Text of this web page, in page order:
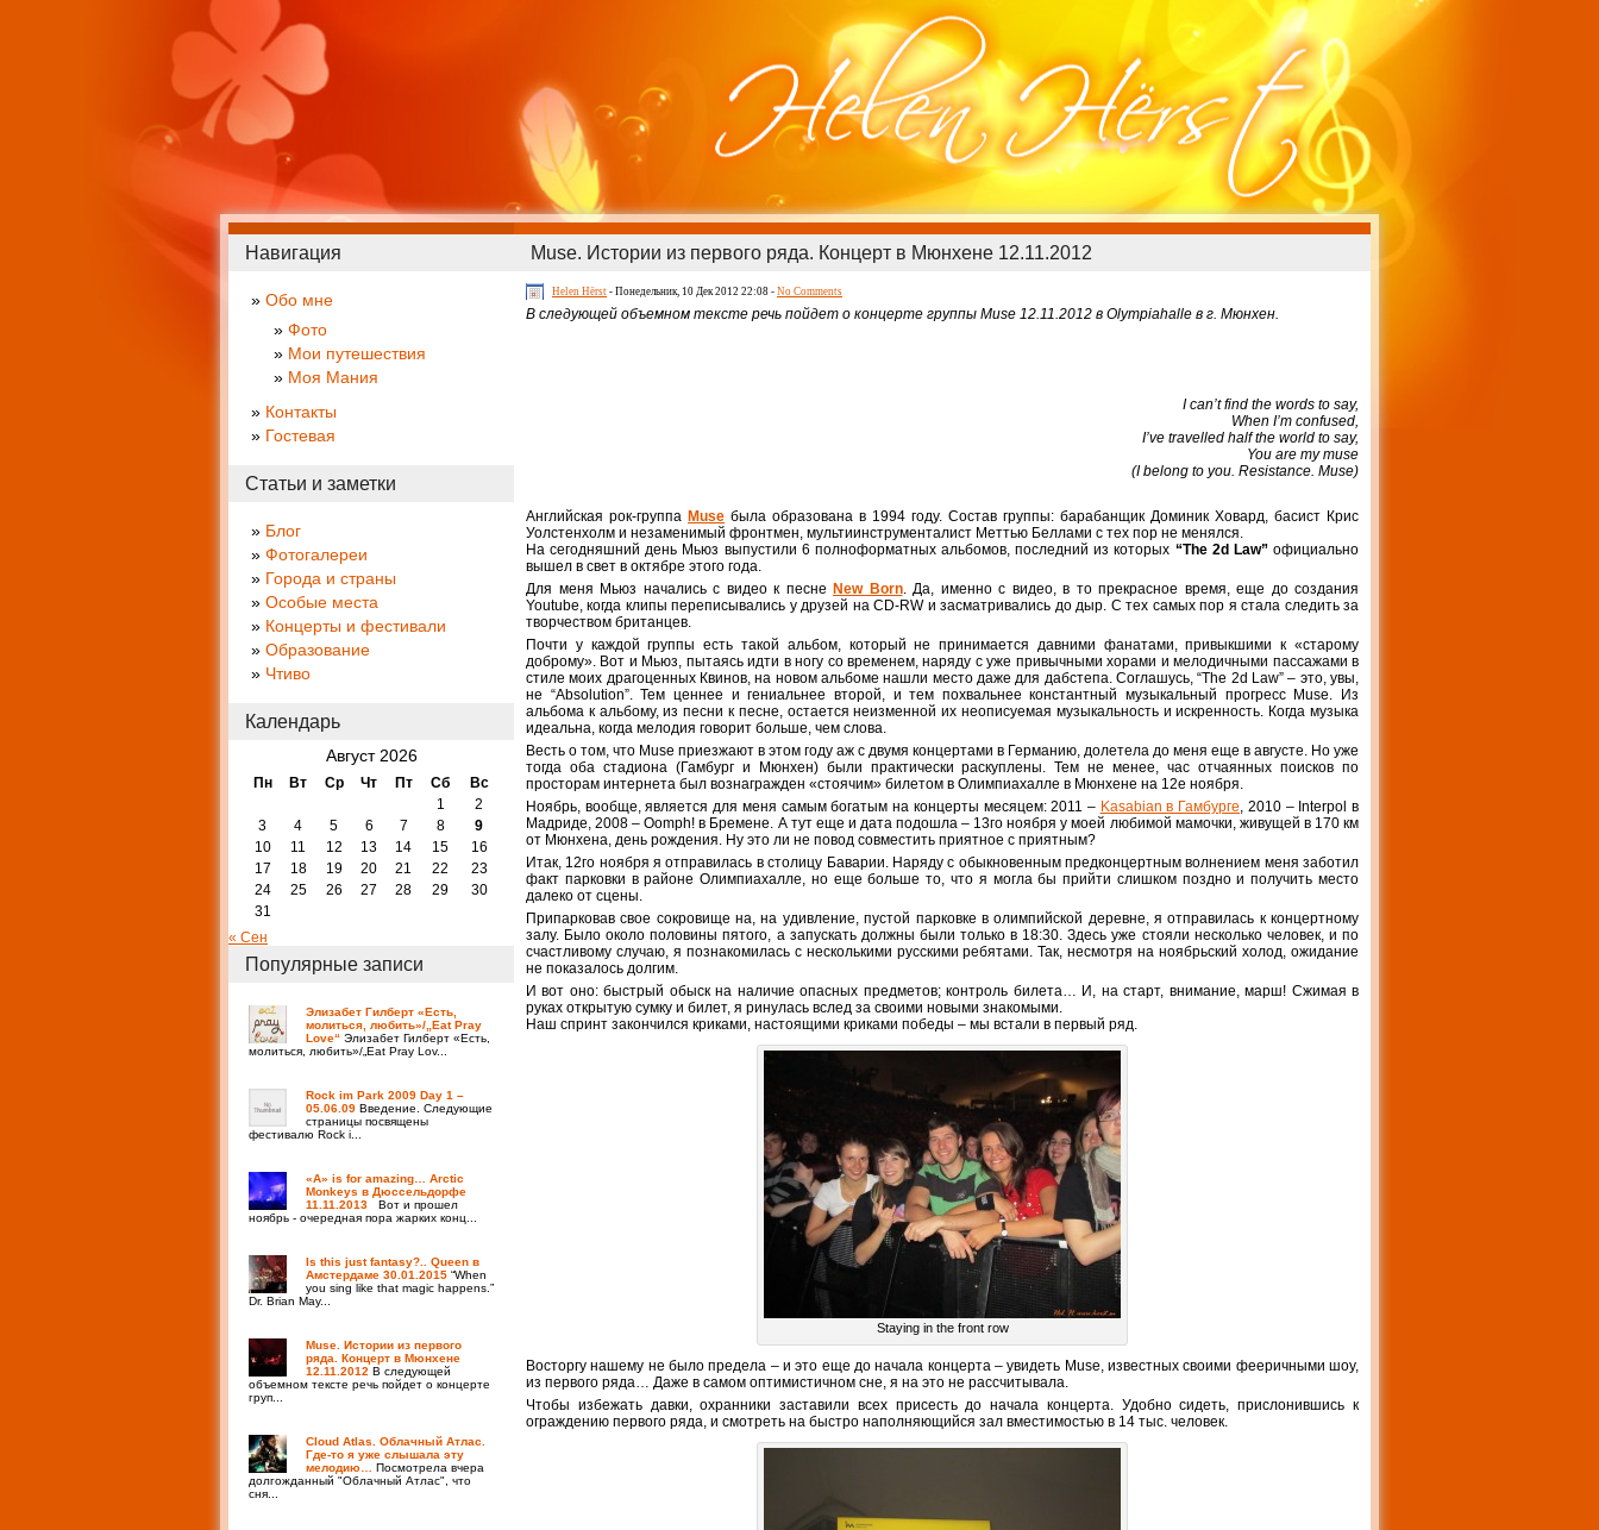
Muse. Истории из первого ряда. Концерт в Мюнхене 12.11.2012
Helen Hёrst - Понедельник, 10 Дек 2012 22:08 - No Comments
В следующей объемном тексте речь пойдет о концерте группы Muse 12.11.2012 в Olympiahalle в г. Мюнхен.
I can’t find the words to say,
When I’m confused,
I’ve travelled half the world to say,
You are my muse
(I belong to you. Resistance. Muse)
Английская рок-группа Muse была образована в 1994 году. Состав группы: барабанщик Доминик Ховард, басист Крис
Уолстенхолм и незаменимый фронтмен, мультиинструменталист Меттью Беллами с тех пор не менялся.
На сегодняшний день Мьюз выпустили 6 полноформатных альбомов, последний из которых “The 2d Law”официально
вышел в свет в октябре этого года.
Для меня Мьюз начались с видео к песне New Born. Да, именно с видео, в то прекрасное время, еще до создания
Youtube, когда клипы переписывались у друзей на CD-RW и засматривались до дыр. С тех самых пор я стала следить за
творчеством британцев.
Почти у каждой группы есть такой альбом, который не принимается давними фанатами, привыкшими к «старому
доброму». Вот и Мьюз, пытаясь идти в ногу со временем, наряду с уже привычными хорами и мелодичными пассажами в
стиле моих драгоценных Квинов, на новом альбоме нашли место даже для дабстепа. Соглашусь, “The 2d Law” – это, увы,
не “Absolution”. Тем ценнее и гениальнее второй, и тем похвальнее константный музыкальный прогресс Muse. Из
альбома к альбому, из песни к песне, остается неизменной их неописуемая музыкальность и искренность. Когда музыка
идеальна, когда мелодия говорит больше, чем слова.
Весть о том, что Muse приезжают в этом году аж с двумя концертами в Германию, долетела до меня еще в августе. Но уже
тогда оба стадиона (Гамбург и Мюнхен) были практически раскуплены. Тем не менее, час отчаянных поисков по
просторам интернета был вознагражден «стоячим» билетом в Олимпиахалле в Мюнхене на 12е ноября.
Ноябрь, вообще, является для меня самым богатым на концерты месяцем: 2011 – Kasabian в Гамбурге, 2010 – Interpol в
Мадриде, 2008 – Oomph! в Бремене. А тут еще и дата подошла – 13го ноября у моей любимой мамочки, живущей в 170 км
от Мюнхена, день рождения. Ну это ли не повод совместить приятное с приятным?
Итак, 12го ноября я отправилась в столицу Баварии. Наряду с обыкновенным предконцертным волнением меня заботил
факт парковки в районе Олимпиахалле, но еще больше то, что я могла бы прийти слишком поздно и получить место
далеко от сцены.
Припарковав свое сокровище на, на удивление, пустой парковке в олимпийской деревне, я отправилась к концертному
залу. Было около половины пятого, а запускать должны были только в 18:30. Здесь уже стояли несколько человек, и по
счастливому случаю, я познакомилась с несколькими русскими ребятами. Так, несмотря на ноябрьский холод, ожидание
не показалось долгим.
И вот оно: быстрый обыск на наличие опасных предметов; контроль билета… И, на старт, внимание, марш! Сжимая в
руках открытую сумку и билет, я ринулась вслед за своими новыми знакомыми.
Наш спринт закончился криками, настоящими криками победы – мы встали в первый ряд.
Staying in the front row
Восторгу нашему не было предела – и это еще до начала концерта – увидеть Muse, известных своими фееричными шоу,
из первого ряда… Даже в самом оптимистичном сне, я на это не рассчитывала.
Чтобы избежать давки, охранники заставили всех присесть до начала концерта. Удобно сидеть, прислонившись к
ограждению первого ряда, и смотреть на быстро наполняющийся зал вместимостью в 14 тыс. человек.
Навигация
Обо мне
Фото
Мои путешествия
Моя Мания
Контакты
Гостевая
Статьи и заметки
Блог
Фотогалереи
Города и страны
Особые места
Концерты и фестивали
Образование
Чтиво
Календарь
Август 2026
Пн Вт Ср Чт Пт Сб
Вс
1
2
3
4 5 6 7 8
9
10
11 12 13 14 15
16
17
18 19 20 21 22
23
24
25 26 27 28 29
30
31
« Сен
Популярные записи
Элизабет Гилберт «Есть,
молиться, любить»/„Eat Pray
Love“ Элизабет Гилберт «Есть,
молиться, любить»/„Eat Pray Lov...
Rock im Park 2009 Day 1 –
05.06.09 Введение. Следующие
страницы посвящены
фестивалю Rock i...
«A» is for amazing… Arctic
Monkeys в Дюссельдорфе
11.11.2013
Вот и прошел
ноябрь - очередная пора жарких конц...
Is this just fantasy?.. Queen в
Амстердаме 30.01.2015 “When
you sing like that magic happens.”
Dr. Brian May...
Muse. Истории из первого
ряда. Концерт в Мюнхене
12.11.2012 В следующей
объемном тексте речь пойдет о концерте
груп...
Cloud Atlas. Облачный Атлас.
Где-то я уже слышала эту
мелодию…
Посмотрела вчера
долгожданный "Облачный Атлас", что
сня...